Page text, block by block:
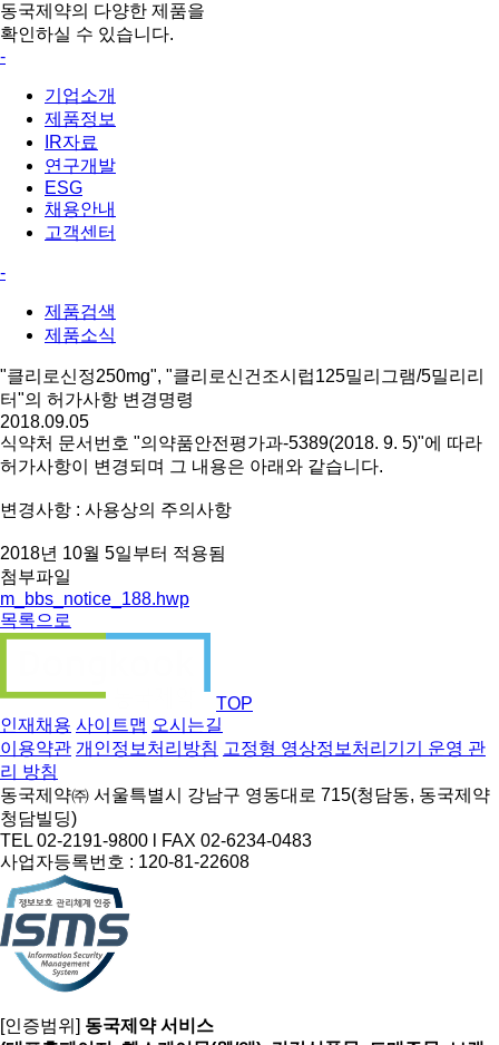
동국제약의 다양한 제품을
확인하실 수 있습니다.
-
기업소개
제품정보
IR자료
연구개발
ESG
채용안내
고객센터
-
제품검색
제품소식
"클리로신정250mg", "클리로신건조시럽125밀리그램/5밀리리
터"의 허가사항 변경명령
2018.09.05
식약처 문서번호 "의약품안전평가과-5389(2018. 9. 5)"에 따라
허가사항이 변경되며 그 내용은 아래와 같습니다.
변경사항 : 사용상의 주의사항
2018년 10월 5일부터 적용됨
첨부파일
m_bbs_notice_188.hwp
목록으로
TOP
인재채용 사이트맵 오시는길
이용약관 개인정보처리방침 고정형 영상정보처리기기 운영 관
리 방침
동국제약㈜ 서울특별시 강남구 영동대로 715(청담동, 동국제약
청담빌딩)
TEL 02-2191-9800 l FAX 02-6234-0483
사업자등록번호 : 120-81-22608
[인증범위] 동국제약 서비스